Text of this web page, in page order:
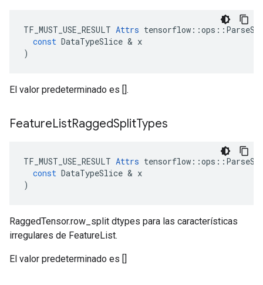
TF_MUST_USE_RESULT Attrs tensorflow ::ops ::
const DataTypeSlice & x
)
El valor predeterminado es [].
FeatureListRaggedSplitTypes
TF_MUST_USE_RESULT Attrs tensorflow ::ops ::
const DataTypeSlice & x
)
RaggedTensor.row_split dtypes para las características
irregulares de FeatureList.
El valor predeterminado es []